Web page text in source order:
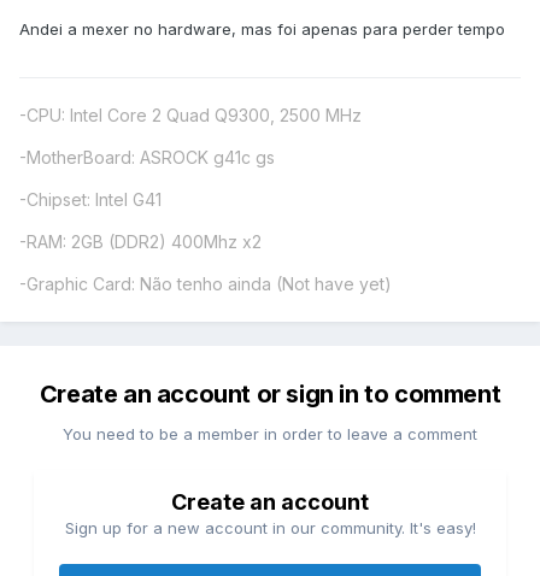
Andei a mexer no hardware, mas foi apenas para perder tempo
-CPU: Intel Core 2 Quad Q9300, 2500 MHz
-MotherBoard: ASROCK g41c gs
-Chipset: Intel G41
-RAM: 2GB (DDR2) 400Mhz x2
-Graphic Card: Não tenho ainda (Not have yet)
Create an account or sign in to comment
You need to be a member in order to leave a comment
Create an account
Sign up for a new account in our community. It's easy!